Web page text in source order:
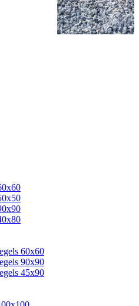
60x60
90x90
45x90